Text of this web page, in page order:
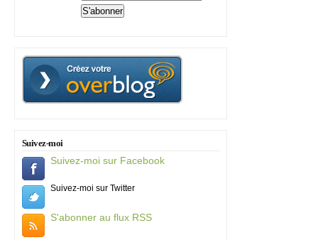
Suivez-moi
Suivez-moi sur Facebook
Suivez-moi sur Twitter
S'abonner au flux RSS